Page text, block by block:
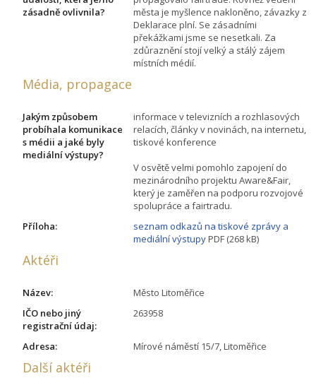
zásadně ovlivnila?
města je myšlence nakloněno, závazky z
Deklarace plní. Se zásadními
překážkami jsme se nesetkali. Za
zdůraznění stojí velký a stálý zájem
místních médií.
Média, propagace
Jakým způsobem
probíhala komunikace
s médii a jaké byly
mediální výstupy?
informace v televizních a rozhlasových
relacích, články v novinách, na internetu,
tiskové konference
V osvětě velmi pomohlo zapojení do
mezinárodního projektu Aware&Fair,
který je zaměřen na podporu rozvojové
spolupráce a fairtradu.
Příloha:
seznam odkazů na tiskové zprávy a
mediální výstupyPDF (268 kB)
Aktéři
Název:
Město Litoměřice
IČO nebo jiný
registrační údaj:
263958
Adresa: Mírové náměstí 15/7, Litoměřice
Další aktéři